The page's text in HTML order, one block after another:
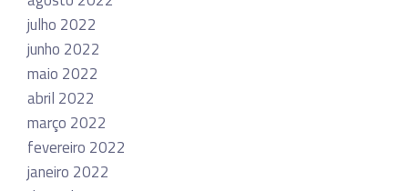
julho 2022
junho 2022
maio 2022
abril 2022
março 2022
fevereiro 2022
janeiro 2022